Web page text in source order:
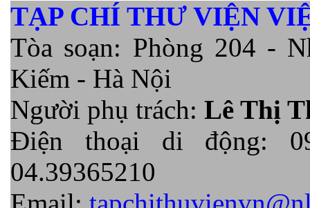
TẠP CHÍ THƯ VIỆN
Tòa soạn: Phòng 204 -
Kiếm - Hà Nội
Người phụ trách: Lê Thị
Điện thoại di động:
04.39365210